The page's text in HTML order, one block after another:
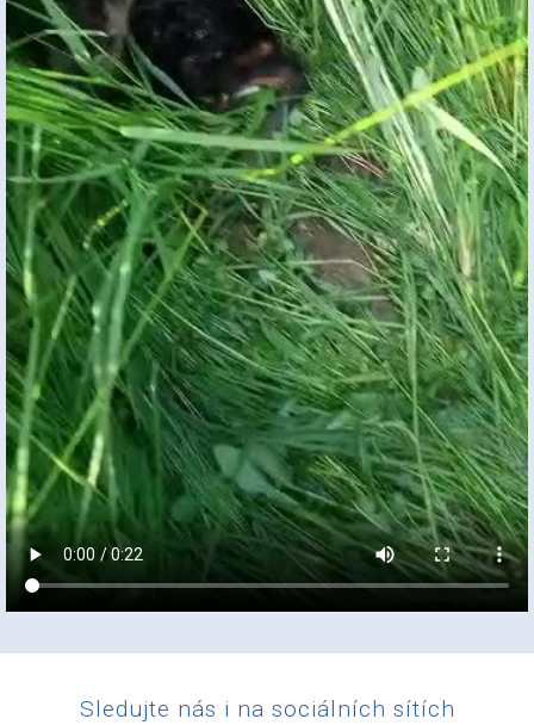
Sledujte nás i na sociálních sítích